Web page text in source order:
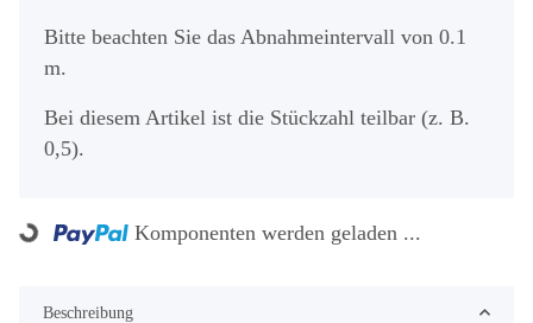
Bitte beachten Sie das Abnahmeintervall von 0.1
m.
Bei diesem Artikel ist die Stückzahl teilbar (z. B.
0,5).
Loading... Komponenten werden geladen ...
Beschreibung